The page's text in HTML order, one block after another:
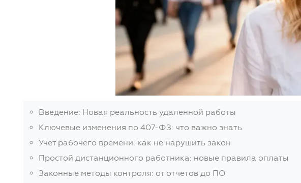
Введение: Новая реальность удаленной работы
Ключевые изменения по 407-ФЗ: что важно знать
Учет рабочего времени: как не нарушить закон
Простой дистанционного работника: новые правила оплаты
Законные методы контроля: от отчетов до ПО